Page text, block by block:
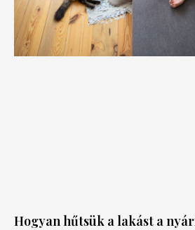
Hogyan hűtsük a lakást a